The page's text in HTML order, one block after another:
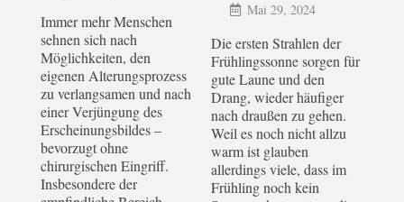
Immer mehr Menschen
sehnen sich nach
Möglichkeiten, den
eigenen Alterungsprozess
zu verlangsamen und nach
einer Verjüngung des
Erscheinungsbildes –
bevorzugt ohne
chirurgischen Eingriff.
Insbesondere der
Mai 29, 2024
Die ersten Strahlen der
Frühlingssonne sorgen für
gute Laune und den
Drang, wieder häufiger
nach draußen zu gehen.
Weil es noch nicht allzu
warm ist glauben
allerdings viele, dass im
Frühling noch kein